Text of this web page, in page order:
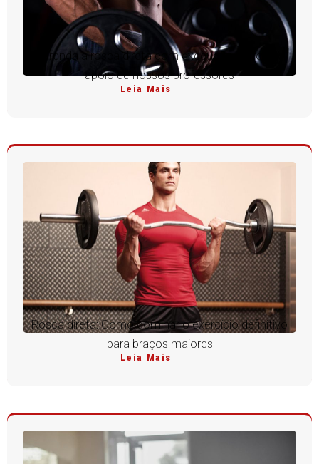
Aprenda a rosca direta com execução perfeita e
apoio de nossos professores
Leia Mais
Rosca direta: Como dominar o exercício definitivo
para braços maiores
Leia Mais